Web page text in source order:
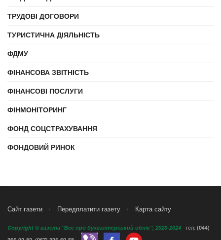
ТРУДОВІ ДОГОВОРИ
ТУРИСТИЧНА ДІЯЛЬНІСТЬ
ФДМУ
ФІНАНСОВА ЗВІТНІСТЬ
ФІНАНСОВІ ПОСЛУГИ
ФІНМОНІТОРИНГ
ФОНД СОЦСТРАХУВАННЯ
ФОНДОВИЙ РИНОК
Сайт газети Передплатити газету Карта сайту
Copyright © газета "Все про бухгалтерський облік", 2020-2024 тел: (044)